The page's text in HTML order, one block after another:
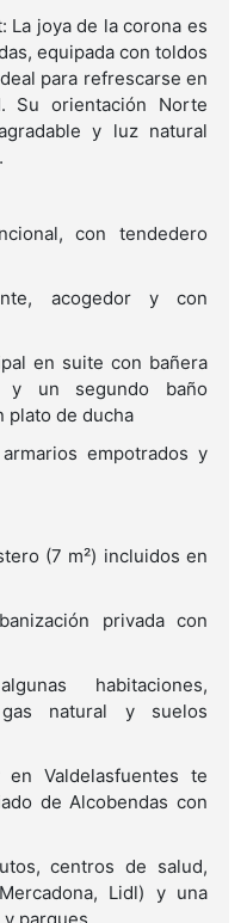
La joya de la corona es
equipada con toldos
para refrescarse en
Su orientación Norte
y luz natural
con tendedero
acogedor y con
en suite con bañera
y un segundo baño
plato de ducha
empotrados y
(7 m²) incluidos en
privada con
habitaciones,
natural y suelos
Valdelasfuentes te
de Alcobendas con
centros de salud,
Lidl) y una